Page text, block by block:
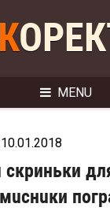
MENU
10.01.2018